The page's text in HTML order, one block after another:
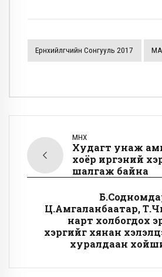
Ерөнхийлөгчийн Сонгууль 2017
ӨМНӨХ
Худагт унаж
хоёр иргэний
шалгаж байна
Ц.Амгаланбаатар,
нарт холбогдох
хэргийг хянан
хуралдаан